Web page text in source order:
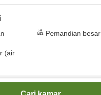
Pemandian besar
(air